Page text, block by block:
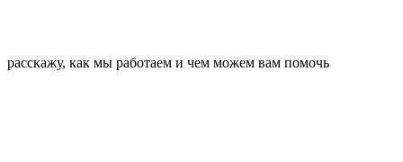
расскажу, как мы работаем и чем можем вам помочь